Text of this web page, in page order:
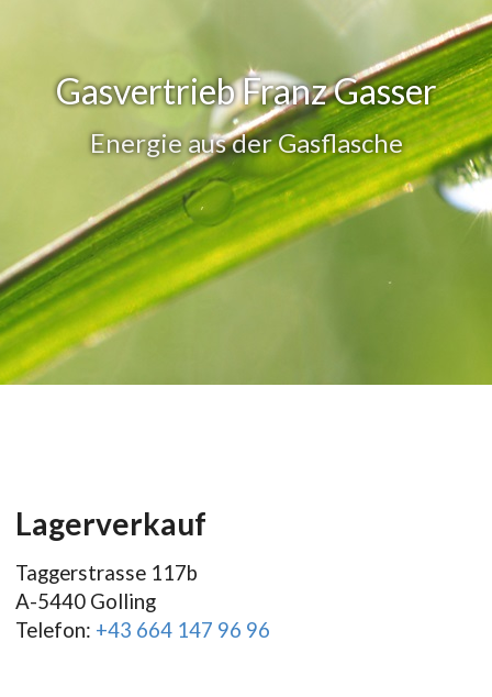
Gasvertrieb Franz Gasser
Energie aus der Gasflasche
Lagerverkauf
Taggerstrasse 117b
A-5440 Golling
Telefon: +43 664 147 96 96